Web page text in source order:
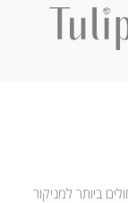
ביותר למניקור